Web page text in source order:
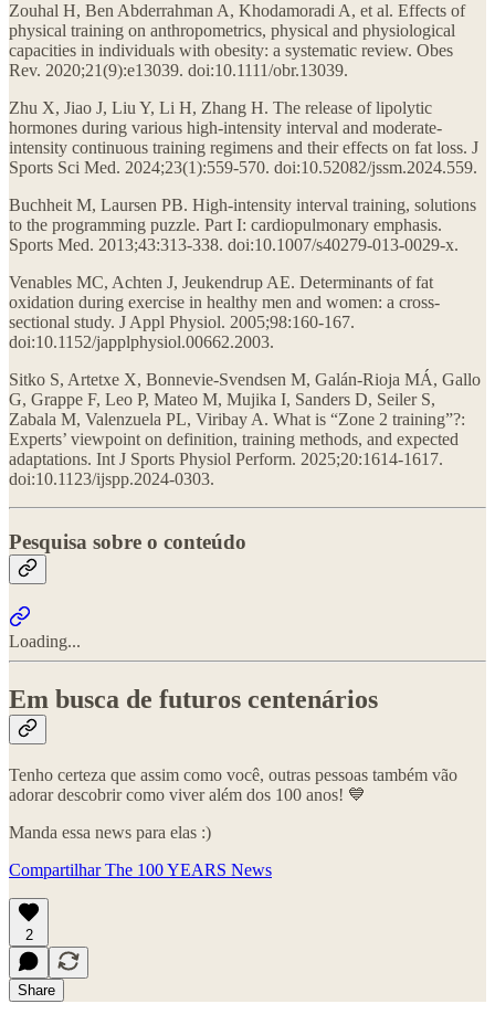
Zouhal H, Ben Abderrahman A, Khodamoradi A, et al. Effects of
physical training on anthropometrics, physical and physiological
capacities in individuals with obesity: a systematic review. Obes
Rev. 2020;21(9):e13039. doi:10.1111/obr.13039.
Zhu X, Jiao J, Liu Y, Li H, Zhang H. The release of lipolytic
hormones during various high-intensity interval and moderate-
intensity continuous training regimens and their effects on fat loss. J
Sports Sci Med. 2024;23(1):559-570. doi:10.52082/jssm.2024.559.
Buchheit M, Laursen PB. High-intensity interval training, solutions
to the programming puzzle. Part I: cardiopulmonary emphasis.
Sports Med. 2013;43:313-338. doi:10.1007/s40279-013-0029-x.
Venables MC, Achten J, Jeukendrup AE. Determinants of fat
oxidation during exercise in healthy men and women: a cross-
sectional study. J Appl Physiol. 2005;98:160-167.
doi:10.1152/japplphysiol.00662.2003.
Sitko S, Artetxe X, Bonnevie-Svendsen M, Galán-Rioja MÁ, Gallo
G, Grappe F, Leo P, Mateo M, Mujika I, Sanders D, Seiler S,
Zabala M, Valenzuela PL, Viribay A. What is “Zone 2 training”?:
Experts’ viewpoint on definition, training methods, and expected
adaptations. Int J Sports Physiol Perform. 2025;20:1614-1617.
doi:10.1123/ijspp.2024-0303.
Pesquisa sobre o conteúdo
Loading...
Em busca de futuros centenários
Tenho certeza que assim como você, outras pessoas também vão
adorar descobrir como viver além dos 100 anos! 💙
Manda essa news para elas :)
Compartilhar The 100 YEARS News
2
Share